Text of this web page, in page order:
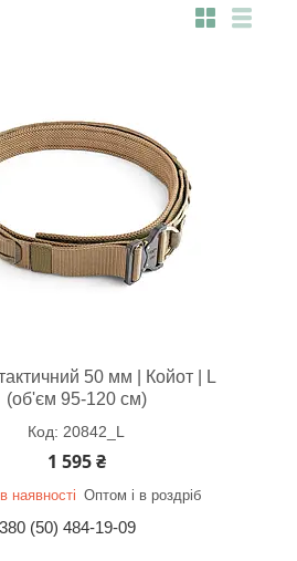
50 мм | Койот | L
(об'єм 95-120 см)
20842_L
1 595 ₴
наявності Оптом і в роздріб
(50) 484-19-09